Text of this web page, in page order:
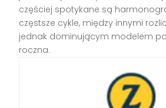
częściej spotykane są
częstsze cykle, między innymi
jednak dominującym modelem
roczna.